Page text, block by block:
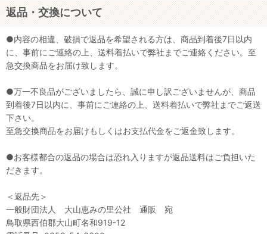
返品・交換について
●内容の相違、破損で返品を希望される方は、商品到着後7日以内
に、事前にご連絡の上、送料着払いで弊社までご連絡ください。至
急交換商品をお届け致します。
●万一不良品がございましたら、誠に申し訳ございませんが、商品
到着後7日以内に、事前にご連絡の上、送料着払いで弊社までご返送
下さい。
至急交換商品をお届けもしくはお支払代金をご返金致します。
●お客様都合の返品の場合は恐れ入りますが返品送料はご負担いた
だきます。
＜返品先＞
一般財団法人 大山恵みの里公社 通販 宛
鳥取県西伯郡大山町名和919-12